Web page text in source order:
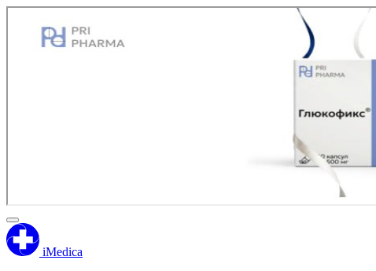
iMedica